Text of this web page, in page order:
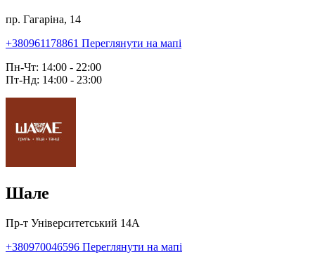
пр. Гагаріна, 14
+380961178861 Переглянути на мапі
Пн-Чт: 14:00 - 22:00
Пт-Нд: 14:00 - 23:00
Шале
Пр-т Університетський 14А
+380970046596 Переглянути на мапі